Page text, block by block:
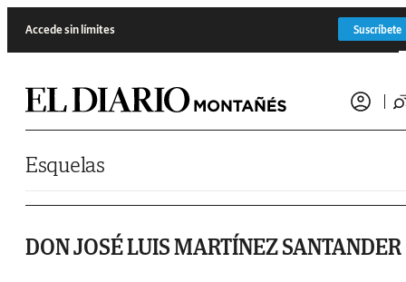
Accede sin límites Suscríbete
Esquelas
DON JOSÉ LUIS MARTÍNEZ SANTANDER